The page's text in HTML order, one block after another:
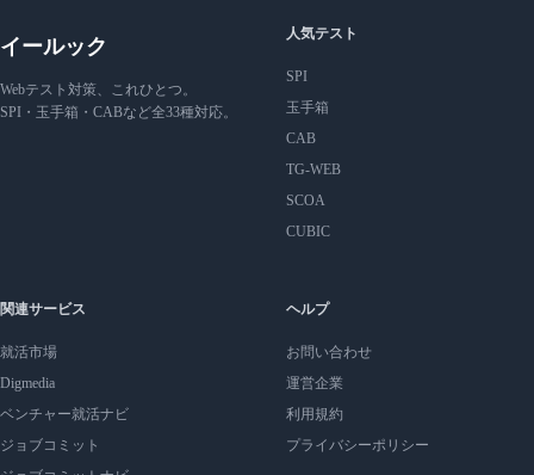
イールック
Webテスト対策、これひとつ。
SPI・玉手箱・CABなど全33種対応。
人気テスト
SPI
玉手箱
CAB
TG-WEB
SCOA
CUBIC
関連サービス
就活市場
Digmedia
ベンチャー就活ナビ
ジョブコミット
ヘルプ
お問い合わせ
運営企業
利用規約
プライバシーポリシー